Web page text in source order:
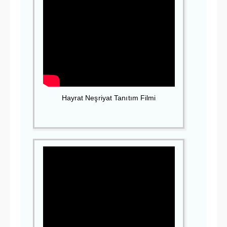
Hayrat Neşriyat Tanıtım Filmi